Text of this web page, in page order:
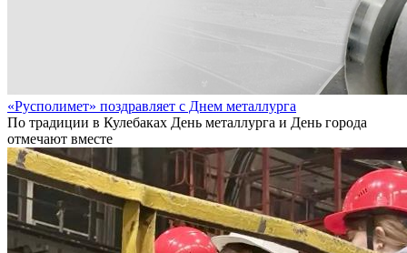
«Русполимет» поздравляет с Днем металлурга
По традиции в Кулебаках День металлурга и День города
отмечают вместе